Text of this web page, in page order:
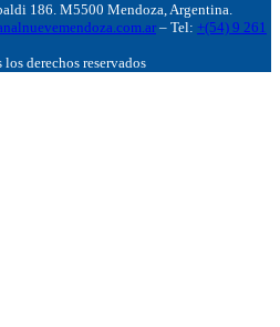
186. M5500 Mendoza, Argentina.
– Tel: +(54) 9 261
derechos reservados